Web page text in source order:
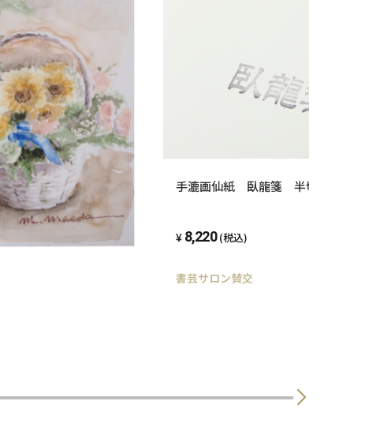
手漉画仙紙 臥龍箋 半切
8,220 (税込)
書芸サロン賛交